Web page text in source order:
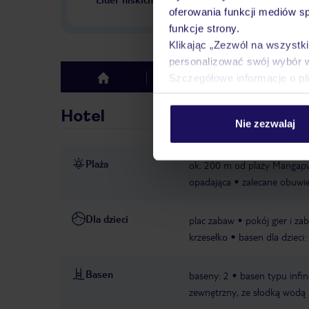
oferowania funkcji mediów
funkcje strony.
Klikając „Zezwól na
personalizować swój wybór
Szczegółowe informacje o
Nie zezwalaj
w Polsce
top Hotel Opinie
Hotel
Plaża ok. 200 m od plaży
opadająca
zalecane
Dla dzieci plac zabaw pokój gier i
krzesełko
basen dla
Basen baseny: 2 basen typu
zewnętrzny, ze słodką wodą